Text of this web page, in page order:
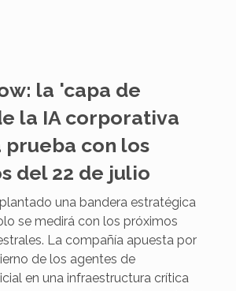
la 'capa de
la IA corporativa
prueba con los
del 22 de julio
una bandera estratégica
se medirá con los próximos
La compañía apuesta por
de los agentes de
en una infraestructura crítica